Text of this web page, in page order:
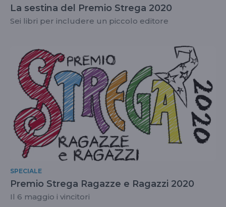
La sestina del Premio Strega 2020
Sei libri per includere un piccolo editore
SPECIALE
Premio Strega Ragazze e Ragazzi 2020
Il 6 maggio i vincitori